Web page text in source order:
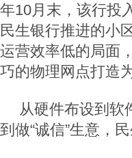
年10月末，该行投
民生银行推进的小
运营效率低的局面
巧的物理网点打造
从硬件布设到软
到做“诚信”生意，